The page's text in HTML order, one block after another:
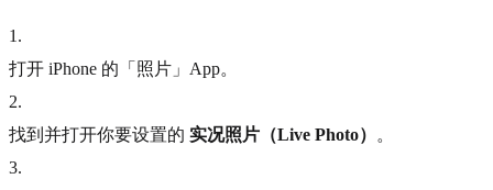
1 .
打开 iPhone 的「照片」App。
2.
找到并打开你要设置的 实况照片（Live Photo）
。
3.